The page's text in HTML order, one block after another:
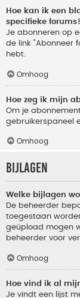
Hoe kan ik een
specifieke
Je abonneren op
de link “Abonneer
hebt.
Omhoog
Hoe zeg ik mijn
Om je
gebruikerspaneel
Omhoog
Bijlagen
Welke bijlagen
De beheerder
toegestaan
geüpload mogen
beheerder voor
Omhoog
Hoe vind ik al
Je vindt een lijst